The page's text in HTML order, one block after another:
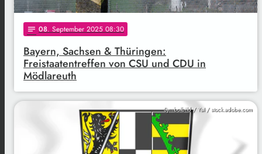
notes 08. September 2025 08:30
Bayern, Sachsen & Thüringen:
Freistaatentreffen von CSU und CDU in
Mödlareuth
Symbolbild / YuI / stock.adobe.com